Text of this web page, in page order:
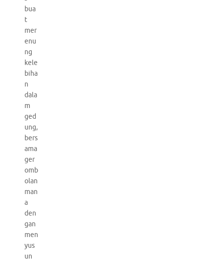
bua
t
mer
enu
ng
kele
biha
n
dala
m
ged
ung,
bers
ama
ger
omb
olan
man
a
den
gan
men
yus
un